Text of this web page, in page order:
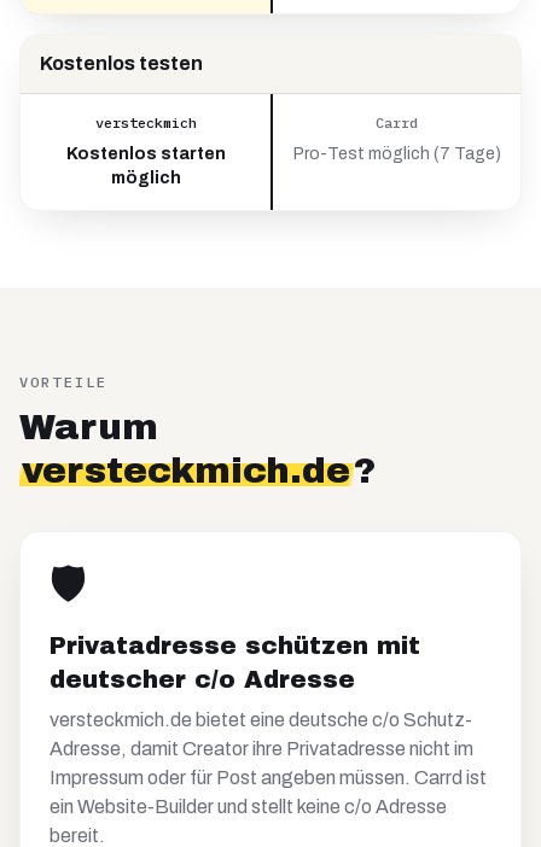
Kostenlos testen
versteckmich
Kostenlos starten
möglich
Carrd
Pro-Test möglich (7 Tage)
VORTEILE
Warum
versteckmich.de?
🛡️
Privatadresse schützen mit
deutscher c/o Adresse
versteckmich.de bietet eine deutsche c/o Schutz-
Adresse, damit Creator ihre Privatadresse nicht im
Impressum oder für Post angeben müssen. Carrd ist
ein Website-Builder und stellt keine c/o Adresse
bereit.